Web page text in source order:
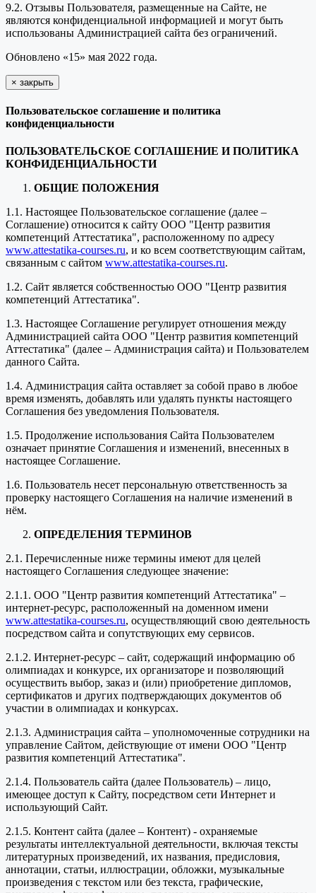
9.2. Отзывы Пользователя, размещенные на Сайте, не
являются конфиденциальной информацией и могут быть
использованы Администрацией сайта без ограничений.
Обновлено «15» мая 2022 года.
× закрыть
Пользовательское соглашение и политика
конфиденциальности
ПОЛЬЗОВАТЕЛЬСКОЕ СОГЛАШЕНИЕ И ПОЛИТИКА
КОНФИДЕНЦИАЛЬНОСТИ
ОБЩИЕ ПОЛОЖЕНИЯ
1.1. Настоящее Пользовательское соглашение (далее –
Соглашение) относится к сайту ООО "Центр развития
компетенций Аттестатика", расположенному по адресу
www.attestatika-courses.ru, и ко всем соответствующим сайтам,
связанным с сайтом www.attestatika-courses.ru.
1.2. Сайт является собственностью ООО "Центр развития
компетенций Аттестатика".
1.3. Настоящее Соглашение регулирует отношения между
Администрацией сайта ООО "Центр развития компетенций
Аттестатика" (далее – Администрация сайта) и Пользователем
данного Сайта.
1.4. Администрация сайта оставляет за собой право в любое
время изменять, добавлять или удалять пункты настоящего
Соглашения без уведомления Пользователя.
1.5. Продолжение использования Сайта Пользователем
означает принятие Соглашения и изменений, внесенных в
настоящее Соглашение.
1.6. Пользователь несет персональную ответственность за
проверку настоящего Соглашения на наличие изменений в
нём.
ОПРЕДЕЛЕНИЯ ТЕРМИНОВ
2.1. Перечисленные ниже термины имеют для целей
настоящего Соглашения следующее значение:
2.1.1. ООО "Центр развития компетенций Аттестатика" –
интернет-ресурс, расположенный на доменном имени
www.attestatika-courses.ru, осуществляющий свою деятельность
посредством сайта и сопутствующих ему сервисов.
2.1.2. Интернет-ресурс – сайт, содержащий информацию об
олимпиадах и конкурсе, их организаторе и позволяющий
осуществить выбор, заказ и (или) приобретение дипломов,
сертификатов и других подтверждающих документов об
участии в олимпиадах и конкурсах.
2.1.3. Администрация сайта – уполномоченные сотрудники на
управление Сайтом, действующие от имени ООО "Центр
развития компетенций Аттестатика".
2.1.4. Пользователь сайта (далее Пользователь) – лицо,
имеющее доступ к Сайту, посредством сети Интернет и
использующий Сайт.
2.1.5. Контент сайта (далее – Контент) - охраняемые
результаты интеллектуальной деятельности, включая тексты
литературных произведений, их названия, предисловия,
аннотации, статьи, иллюстрации, обложки, музыкальные
произведения с текстом или без текста, графические,